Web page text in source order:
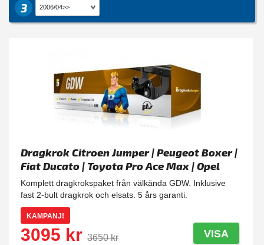
3
Dragkrok Citroen Jumper | Peugeot Boxer |
Fiat Ducato | Toyota Pro Ace Max | Opel
Movano GDW - Fast
Komplett dragkrokspaket från välkända GDW. Inklusive
fast 2-bult dragkrok och elsats. 5 års garanti.
KAMPANJ!
3095 kr 3650 kr VISA